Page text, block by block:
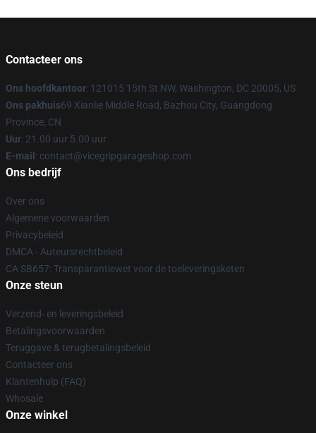
Contacteer ons
Ons hoofdkantoor: 121015 15th St NW, Washington, DC 20005, US
Ons pakhuis69 Xianlie Middle Road, Bazhou City, Guangdong
Province, CN
Uur: 21.00 uur 5.00 uur
E-mail : contact@vicegripgarageshop.com
Ons bedrijf
Over ons
Algemene voorwaarden
Privacybeleid
DMCA - Auteursrechtbeleid
CA SB657: Transparantiewet voor de toeleveringsketen
Onze steun
Verzend- en leveringsbeleid
Betalingsvoorwaarden
Teruggave & terugbetalingsbeleid
Contacteer ons
Klantenhulp (FAQ)
Whosale
Onze winkel